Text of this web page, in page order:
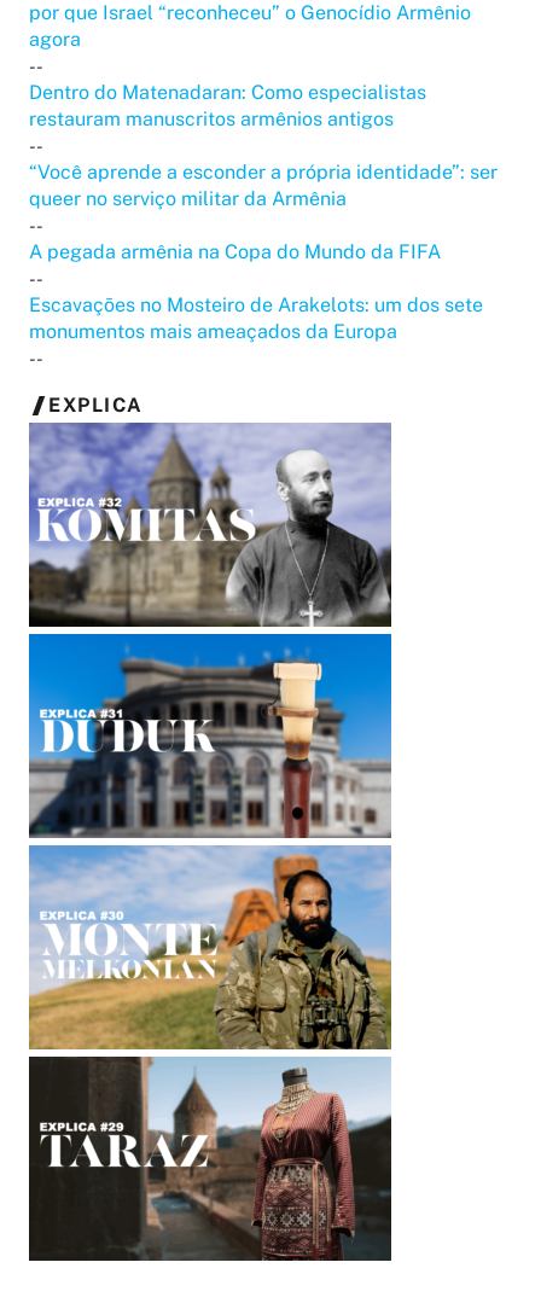
por que Israel “reconheceu” o Genocídio Armênio
agora
--
Dentro do Matenadaran: Como especialistas
restauram manuscritos armênios antigos
--
“Você aprende a esconder a própria identidade”: ser
queer no serviço militar da Armênia
--
A pegada armênia na Copa do Mundo da FIFA
--
Escavações no Mosteiro de Arakelots: um dos sete
monumentos mais ameaçados da Europa
--
EXPLICA